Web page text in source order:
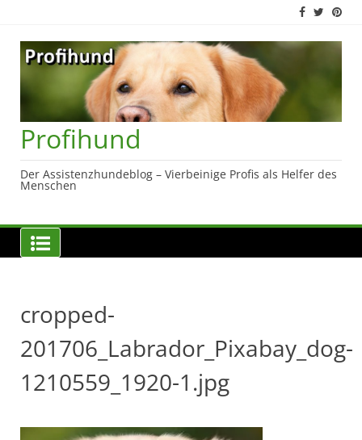
content
Profihund
Der Assistenzhundeblog – Vierbeinige Profis als Helfer des
Menschen
cropped-
201706_Labrador_Pixabay_dog-
1210559_1920-1.jpg